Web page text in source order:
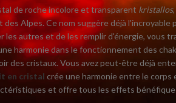
de roche incolore et transparent kristallos
Alpes. Ce nom suggère déjà
autres et de les remplir d'énergie, vous
harmonie dans le fonctionnement des
des cristaux. Vous avez peut-être déjà
en cristal crée une harmonie entre le corps
et offre tous les effets